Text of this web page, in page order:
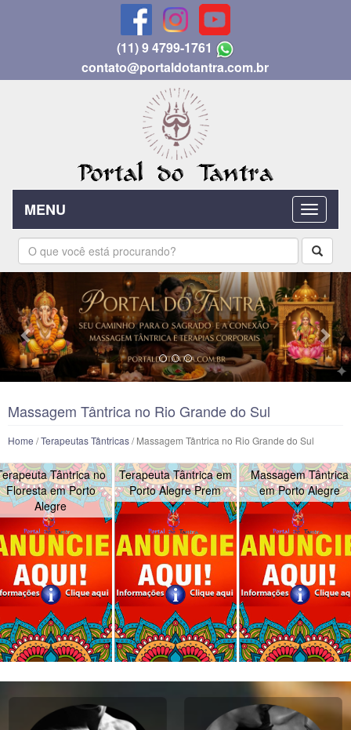
(11) 9 4799-1761
contato@portaldotantra.com.br
MENU
Previous
Massagem Tântrica no Rio Grande do Sul
Home /Terapeutas Tântricas/ Massagem Tântrica no Rio Grande do Sul
Tântrica no
Floresta em Porto
Alegre
Terapeuta Tântrica em
Porto Alegre Prem
Massagem Tântrica
em Porto Alegre